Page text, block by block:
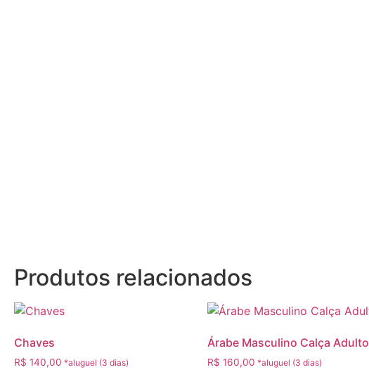
Produtos relacionados
Chaves
R$ 140,00
Árabe Masculino Calça Adulto
R$ 160,00